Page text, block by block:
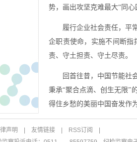
势，画出攻坚克难最大“同
履行企业社会责任，平
企职责使命，实施不间断指
责、守土担责、守土尽责。
回首往昔，中国节能社
秉承“聚合点滴、创生无限”
得住乡愁的美丽中国奋发作
声明 友情链接 RSS订阅